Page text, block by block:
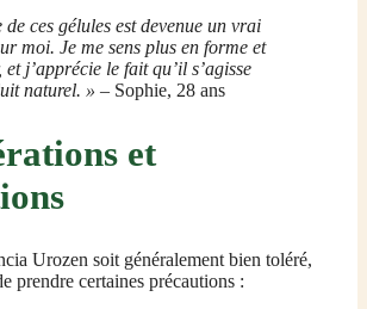
de ces gélules est devenue un vrai
moi. Je me sens plus en forme et
et j’apprécie le fait qu’il s’agisse
naturel. » – Sophie, 28 ans
et
Urozen soit généralement bien toléré,
prendre certaines précautions :